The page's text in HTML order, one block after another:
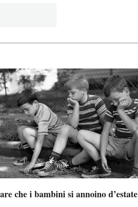
che i bambini si annoino d’estate